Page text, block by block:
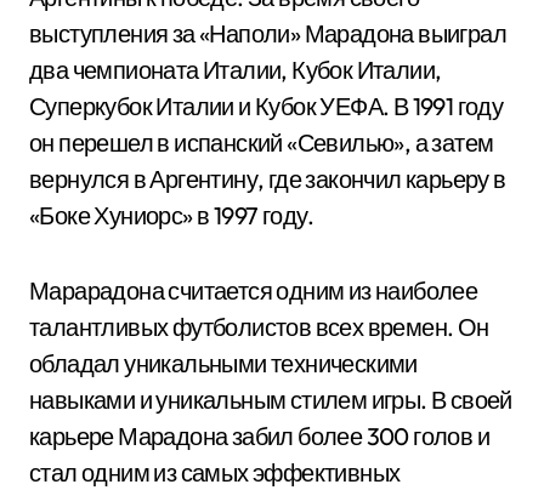
выступления за «Наполи» Марадона выиграл
два чемпионата Италии, Кубок Италии,
Суперкубок Италии и Кубок УЕФА. В 1991 году
он перешел в испанский «Севилью», а затем
вернулся в Аргентину, где закончил карьеру в
«Боке Хуниорс» в 1997 году.
Марарадона считается одним из наиболее
талантливых футболистов всех времен. Он
обладал уникальными техническими
навыками и уникальным стилем игры. В своей
карьере Марадона забил более 300 голов и
стал одним из самых эффективных